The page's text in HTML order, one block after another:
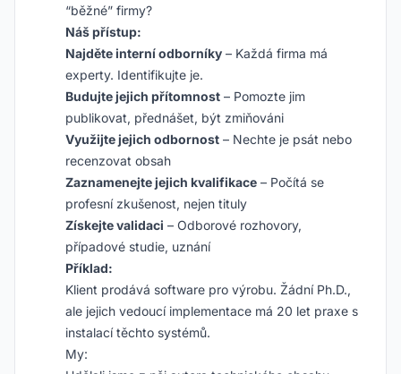
“běžné” firmy?
Náš přístup:
Najděte interní odborníky – Každá firma má
experty. Identifikujte je.
Budujte jejich přítomnost – Pomozte jim
publikovat, přednášet, být zmiňováni
Využijte jejich odbornost – Nechte je psát nebo
recenzovat obsah
Zaznamenejte jejich kvalifikace – Počítá se
profesní zkušenost, nejen tituly
Získejte validaci – Odborové rozhovory,
případové studie, uznání
Příklad:
Klient prodává software pro výrobu. Žádní Ph.D.,
ale jejich vedoucí implementace má 20 let praxe s
instalací těchto systémů.
My: